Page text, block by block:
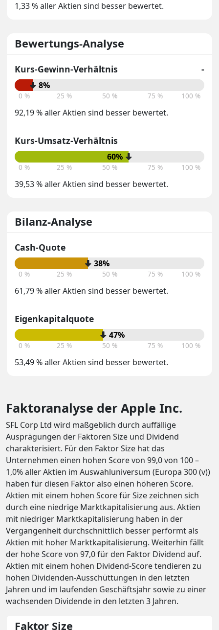
1,33 % aller Aktien sind besser bewertet.
Bewertungs-Analyse
Kurs-Gewinn-Verhältnis -
8%
0 % 25 % 50 % 75 % 100 %
92,19 % aller Aktien sind besser bewertet.
Kurs-Umsatz-Verhältnis
60%
0 % 25 % 50 % 75 % 100 %
39,53 % aller Aktien sind besser bewertet.
Bilanz-Analyse
Cash-Quote
38%
0 % 25 % 50 % 75 % 100 %
61,79 % aller Aktien sind besser bewertet.
Eigenkapitalquote
47%
0 % 25 % 50 % 75 % 100 %
53,49 % aller Aktien sind besser bewertet.
Faktoranalyse der Apple Inc.
SFL Corp Ltd wird maßgeblich durch auffällige
Ausprägungen der Faktoren Size und Dividend
charakterisiert. Für den Faktor Size hat das
Unternehmen einen hohen Score von 99,0 von 100 –
1,0% aller Aktien im Auswahluniversum (Europa 300 (v))
haben für diesen Faktor also einen höheren Score.
Aktien mit einem hohen Score für Size zeichnen sich
durch eine niedrige Marktkapitalisierung aus. Aktien
mit niedriger Marktkapitalisierung haben in der
Vergangenheit durchschnittlich besser performt als
Aktien mit hoher Marktkapitalisierung. Weiterhin fällt
der hohe Score von 97,0 für den Faktor Dividend auf.
Aktien mit einem hohen Dividend-Score tendieren zu
hohen Dividenden-Ausschüttungen in den letzten
Jahren und im laufenden Geschäftsjahr sowie zu einer
wachsenden Dividende in den letzten 3 Jahren.
Faktor Size